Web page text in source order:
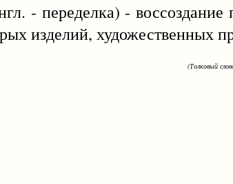
- воссоздание
изделий, художественных
(Толковый